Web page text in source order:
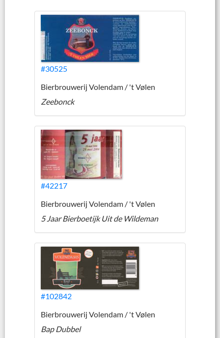
#30525
Bierbrouwerij Volendam / 't Vølen
Zeebonck
#42217
Bierbrouwerij Volendam / 't Vølen
5 Jaar Bierboetijk Uit de Wildeman
#102842
Bierbrouwerij Volendam / 't Vølen
Bap Dubbel